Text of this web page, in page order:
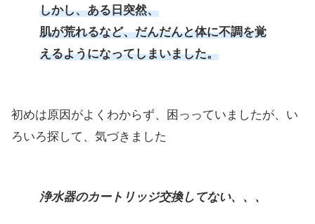
しかし、ある日突然、
肌が荒れるなど、だんだんと体に不調を覚
えるようになってしまいました。
初めは原因がよくわからず、困っっていましたが、い
ろいろ探して、気づきました
浄水器のカートリッジ交換してない、、、